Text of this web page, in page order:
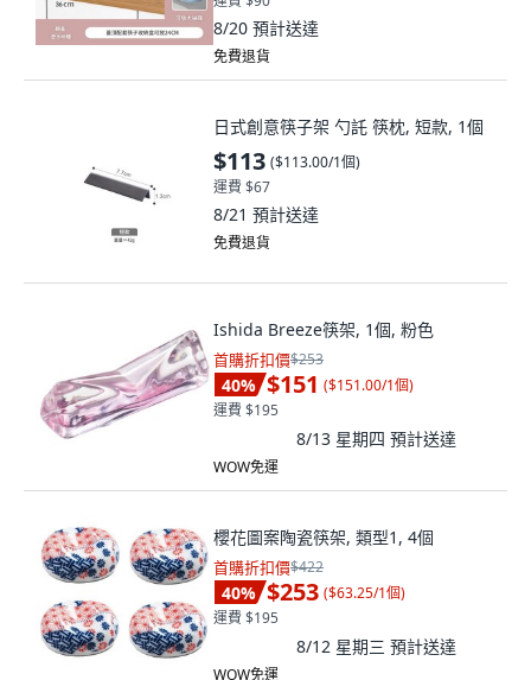
8/20 預計送達
免費退貨
日式創意筷子架 勺託 筷枕, 短款, 1個
$113 ($113.00/1個)
運費 $67
8/21 預計送達
免費退貨
Ishida Breeze筷架, 1個, 粉色
首購折扣價$253
40% $151 ($151.00/1個)
運費 $195
8/13 星期四 預計送達
WOW免運
櫻花圖案陶瓷筷架, 類型1, 4個
首購折扣價$422
40% $253 ($63.25/1個)
運費 $195
8/12 星期三 預計送達
WOW免運